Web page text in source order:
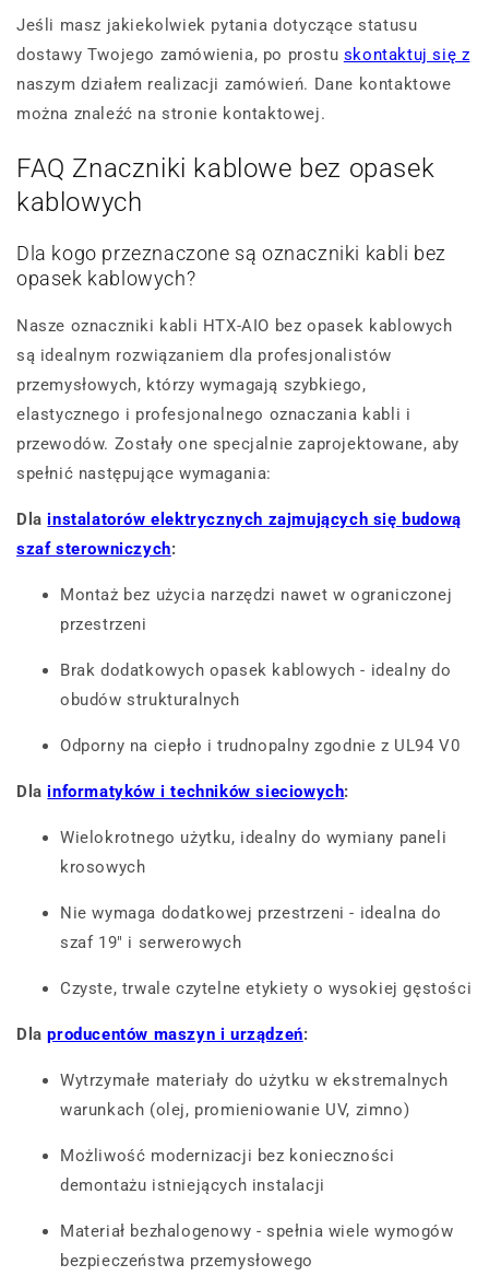
Jeśli masz jakiekolwiek pytania dotyczące statusu
dostawy Twojego zamówienia, po prostu skontaktuj się z
naszym działem realizacji zamówień. Dane kontaktowe
można znaleźć na stronie kontaktowej.
FAQ Znaczniki kablowe bez opasek
kablowych
Dla kogo przeznaczone są oznaczniki kabli bez
opasek kablowych?
Nasze oznaczniki kabli HTX-AIO bez opasek kablowych
są idealnym rozwiązaniem dla profesjonalistów
przemysłowych, którzy wymagają szybkiego,
elastycznego i profesjonalnego oznaczania kabli i
przewodów. Zostały one specjalnie zaprojektowane, aby
spełnić następujące wymagania:
Dla instalatorów elektrycznych zajmujących się budową
szaf sterowniczych:
Montaż bez użycia narzędzi nawet w ograniczonej
przestrzeni
Brak dodatkowych opasek kablowych - idealny do
obudów strukturalnych
Odporny na ciepło i trudnopalny zgodnie z UL94 V0
Dla informatyków i techników sieciowych:
Wielokrotnego użytku, idealny do wymiany paneli
krosowych
Nie wymaga dodatkowej przestrzeni - idealna do
szaf 19" i serwerowych
Czyste, trwale czytelne etykiety o wysokiej gęstości
Dlaproducentów maszyn i urządzeń:
Wytrzymałe materiały do użytku w ekstremalnych
warunkach (olej, promieniowanie UV, zimno)
Możliwość modernizacji bez konieczności
demontażu istniejących instalacji
Materiał bezhalogenowy - spełnia wiele wymogów
bezpieczeństwa przemysłowego